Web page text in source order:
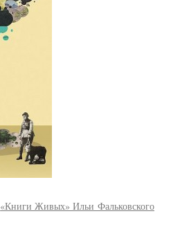
«Книги Живых» Ильи Фальковского